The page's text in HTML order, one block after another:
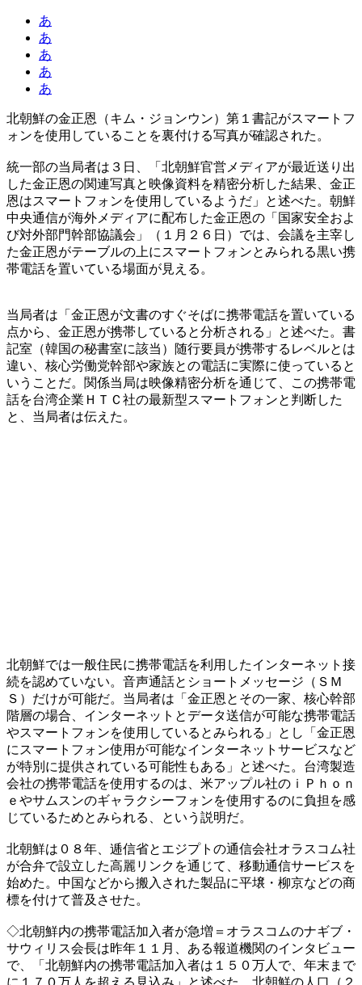
あ
あ
あ
あ
あ
北朝鮮の金正恩（キム・ジョンウン）第１書記がスマートフ
ォンを使用していることを裏付ける写真が確認された。
統一部の当局者は３日、「北朝鮮官営メディアが最近送り出
した金正恩の関連写真と映像資料を精密分析した結果、金正
恩はスマートフォンを使用しているようだ」と述べた。朝鮮
中央通信が海外メディアに配布した金正恩の「国家安全およ
び対外部門幹部協議会」（１月２６日）では、会議を主宰し
た金正恩がテーブルの上にスマートフォンとみられる黒い携
帯電話を置いている場面が見える。
当局者は「金正恩が文書のすぐそばに携帯電話を置いている
点から、金正恩が携帯していると分析される」と述べた。書
記室（韓国の秘書室に該当）随行要員が携帯するレベルとは
違い、核心労働党幹部や家族との電話に実際に使っていると
いうことだ。関係当局は映像精密分析を通じて、この携帯電
話を台湾企業ＨＴＣ社の最新型スマートフォンと判断した
と、当局者は伝えた。
北朝鮮では一般住民に携帯電話を利用したインターネット接
続を認めていない。音声通話とショートメッセージ（ＳＭ
Ｓ）だけが可能だ。当局者は「金正恩とその一家、核心幹部
階層の場合、インターネットとデータ送信が可能な携帯電話
やスマートフォンを使用しているとみられる」とし「金正恩
にスマートフォン使用が可能なインターネットサービスなど
が特別に提供されている可能性もある」と述べた。台湾製造
会社の携帯電話を使用するのは、米アップル社のｉＰｈｏｎ
ｅやサムスンのギャラクシーフォンを使用するのに負担を感
じているためとみられる、という説明だ。
北朝鮮は０８年、逓信省とエジプトの通信会社オラスコム社
が合弁で設立した高麗リンクを通じて、移動通信サービスを
始めた。中国などから搬入された製品に平壌・柳京などの商
標を付けて普及させた。
◇北朝鮮内の携帯電話加入者が急増＝オラスコムのナギブ・
サウィリス会長は昨年１１月、ある報道機関のインタビュー
で、「北朝鮮内の携帯電話加入者は１５０万人で、年末まで
に１７０万人を超える見込み」と述べた。北朝鮮の人口（２